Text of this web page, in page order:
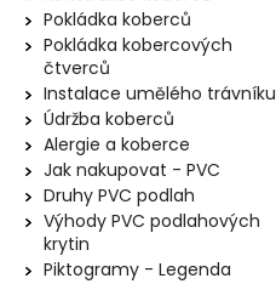
Pokládka koberců
Pokládka kobercových
čtverců
Instalace umělého trávníku
Údržba koberců
Alergie a koberce
Jak nakupovat - PVC
Druhy PVC podlah
Výhody PVC podlahových
krytin
Piktogramy - Legenda